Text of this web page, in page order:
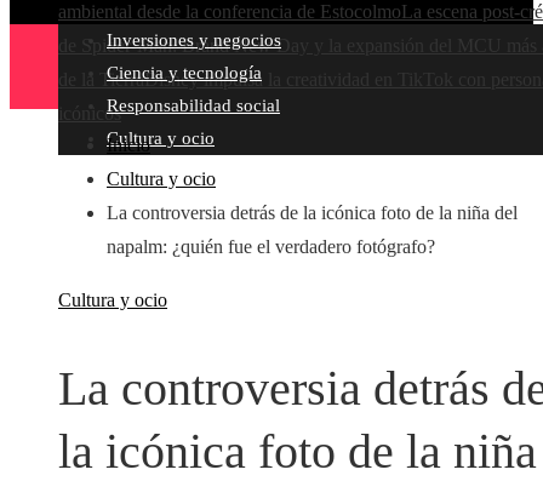
ambiental desde la conferencia de EstocolmoLa escena post-
de Spider-Man: Brand New Day y la expansión del MCU más
de la TierraDisney impulsa la creatividad en TikTok con
icónicos
Inversiones y negocios
Ciencia y tecnología
Responsabilidad social
Cultura y ocio
Inicio
Cultura y ocio
La controversia detrás de la icónica foto de la niña del
napalm: ¿quién fue el verdadero fotógrafo?
Cultura y ocio
La controversia detrás
la icónica foto de la niña